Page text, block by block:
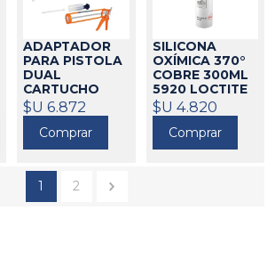
ADAPTADOR
PARA PISTOLA
DUAL
CARTUCHO
720223
LOCTITE 300
375111
$U 6.872
Comprar
SILICONA
OXÍMICA 370°
COBRE 300ML
5920 LOCTITE
375117
$U 4.820
Comprar
1 2